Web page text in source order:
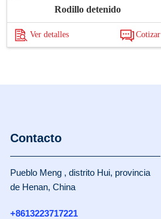
Rodillo detenido
Ver detalles Cotizar
Contacto
Pueblo Meng , distrito Hui, provincia
de Henan, China
+8613223717221